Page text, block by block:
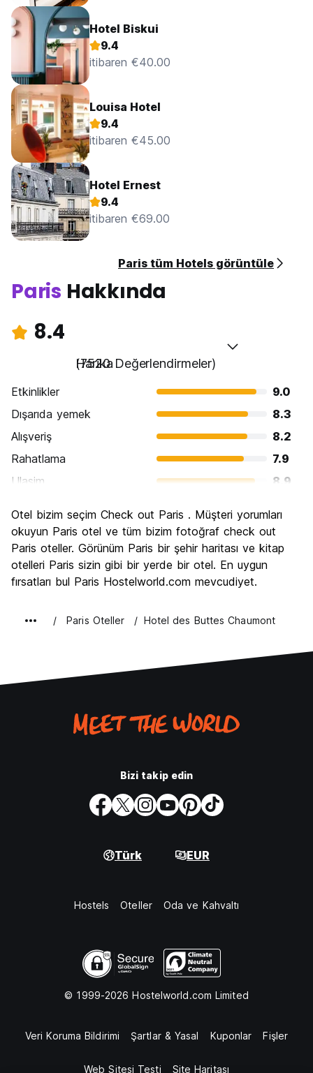
Hotel Biskui
9.4
itibaren €40.00
Louisa Hotel
9.4
itibaren €45.00
Hotel Ernest
9.4
itibaren €69.00
Paris tüm Hotels görüntüle
Paris Hakkında
8.4
Harika
(7520 Değerlendirmeler)
Etkinlikler
9.0
Dışarıda yemek
8.3
Alışveriş
8.2
Rahatlama
7.9
Ulasim
8.9
Kültür
9.4
Gece hayatı
7.9
Ekonomik
Otel bizim seçim Check out Paris . Müşteri yorumları
okuyun Paris otel ve tüm bizim fotoğraf check out
Paris oteller. Görünüm Paris bir şehir haritası ve kitap
otelleri Paris sizin gibi bir yerde bir otel. En uygun
fırsatları bul Paris Hostelworld.com mevcudiyet.
Paris Oteller Hotel des Buttes Chaumont
Bizi takip edin
Türk EUR
Hostels Oteller Oda ve Kahvaltı
© 1999-2026 Hostelworld.com Limited
Veri Koruma Bildirimi Şartlar & Yasal Kuponlar Fişler
Web Sitesi Testi Site Haritası